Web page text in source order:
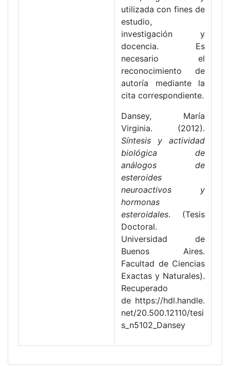
utilizada con fines de
estudio,
investigación y
docencia. Es
necesario el
reconocimiento de
autoría mediante la
cita correspondiente.
Dansey, María
Virginia. (2012).
Síntesis y actividad
biológica de
análogos de
esteroides
neuroactivos y
hormonas
esteroidales. (Tesis
Doctoral.
Universidad de
Buenos Aires.
Facultad de Ciencias
Exactas y Naturales).
Recuperado
de https://hdl.handle.
net/20.500.12110/tesi
s_n5102_Dansey